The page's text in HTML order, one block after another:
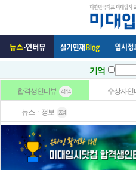
기억
합격생인터뷰 4114 수상자인
뉴스ㆍ정보 224